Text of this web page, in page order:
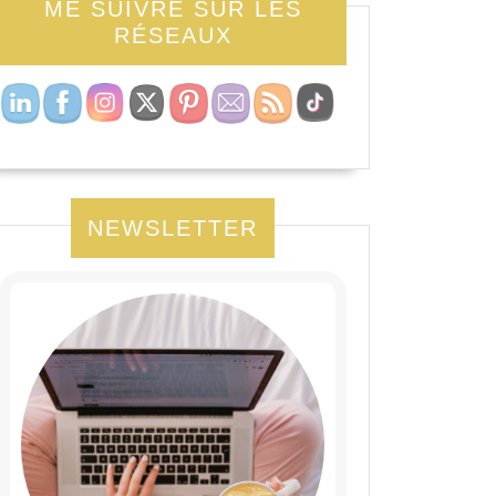
ME SUIVRE SUR LES
RÉSEAUX
NEWSLETTER